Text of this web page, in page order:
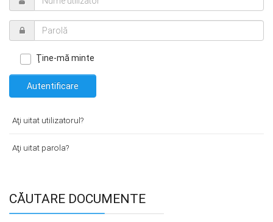
Ţine-mă minte
Autentificare
Aţi uitat utilizatorul?
Aţi uitat parola?
CĂUTARE DOCUMENTE